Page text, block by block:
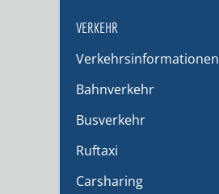
VERKEHR
Verkehrsinformationen
Bahnverkehr
Busverkehr
Ruftaxi
Carsharing